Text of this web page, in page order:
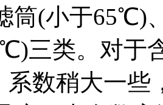
筒(小于65℃)
三类。对于
数稍大一些